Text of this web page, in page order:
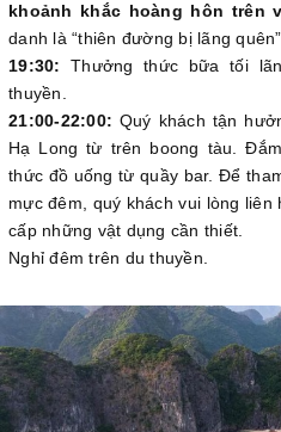
khoảnh khắc hoàng hôn trên
danh là “thiên đường bị lãng
19:30:Thưởng thức bữa tối
thuyền.
21:00-22:00: Quý khách tận
Hạ Long từ trên boong tàu.
thức đồ uống từ quầy bar. Để
mực đêm, quý khách vui lòng
cấp những vật dụng cần thiết.
Nghỉ đêm trên du thuyền.